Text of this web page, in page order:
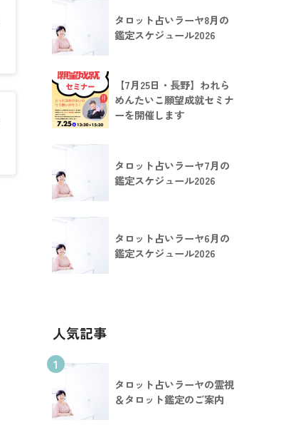
タロット占いラーヤ8月の
鑑定スケジュール2026
【7月25日・長野】われら
めんたいこ願望成就セミナ
ーを開催します
タロット占いラーヤ7月の
鑑定スケジュール2026
タロット占いラーヤ6月の
鑑定スケジュール2026
人気記事
1
タロット占いラーヤの霊視
＆タロット鑑定のご案内